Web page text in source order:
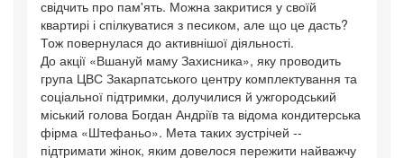
свідчить про пам'ять. Можна закритися у своїй
квартирі і спілкуватися з песиком, але що це дасть?
Тож повернулася до активнішої діяльності.
До акції «Вшануй маму Захисника», яку проводить
група ЦВС Закарпатського центру комплектування та
соціальної підтримки, долучилися й ужгородський
міський голова Богдан Андріїв та відома кондитерська
фірма «Штефаньо». Мета таких зустрічей --
підтримати жінок, яким довелося пережити найважчу